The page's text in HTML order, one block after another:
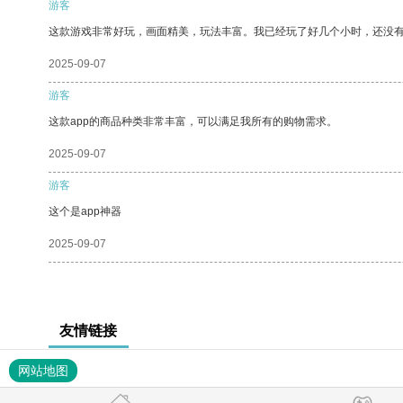
游客
这款游戏非常好玩，画面精美，玩法丰富。我已经玩了好几个小时，还没
2025-09-07
游客
这款app的商品种类非常丰富，可以满足我所有的购物需求。
2025-09-07
游客
这个是app神器
2025-09-07
友情链接
网站地图